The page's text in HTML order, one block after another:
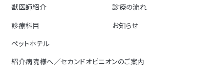
獣医師紹介
診療の流れ
診療科目
お知らせ
ペットホテル
紹介病院様へ／セカンドオピニオンのご案内